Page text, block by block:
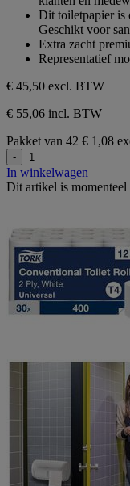
sterren.
Dit toiletpapier is
Geschikt voor
Extra zacht
Representatief
€ 45,50 excl. BTW
€ 55,06 incl. BTW
Pakket van 42 € 1,08
-
In winkelwagen
Dit artikel is momenteel